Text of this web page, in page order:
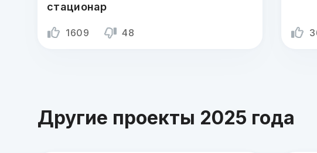
стационар
1609 48
Другие проекты 2025 года